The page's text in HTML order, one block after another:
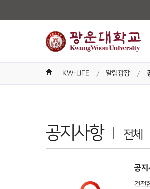
KW-LIFE 알림광장
공지사항 전체
공지
건전